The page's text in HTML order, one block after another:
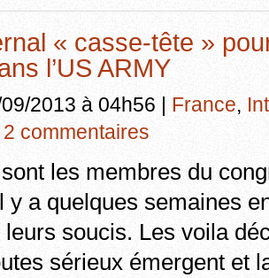
« casse-tête »
l’US ARMY
2013 à 04h56 | France,
2 commentaires
les membres du
y a quelques semaines
leurs soucis. Les voila
sérieux émergent et